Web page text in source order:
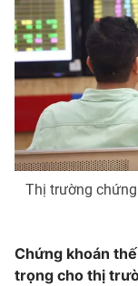
Thị trường
Chứng khoán
trọng cho thị